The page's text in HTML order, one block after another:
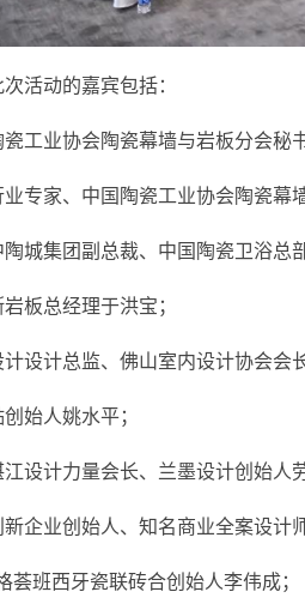
活动的嘉宾包括：
瓷工业协会陶瓷幕墙与岩板分会秘
专家、中国陶瓷工业协会陶瓷幕
城集团副总裁、中国陶瓷卫浴总
板总经理于洪宝；
设计总监、佛山室内设计协会会
始人姚水平；
设计力量会长、兰墨设计创始人
新企业创始人、知名商业全案设计
荟班西‬牙瓷联砖‬合创始人‬李伟成；